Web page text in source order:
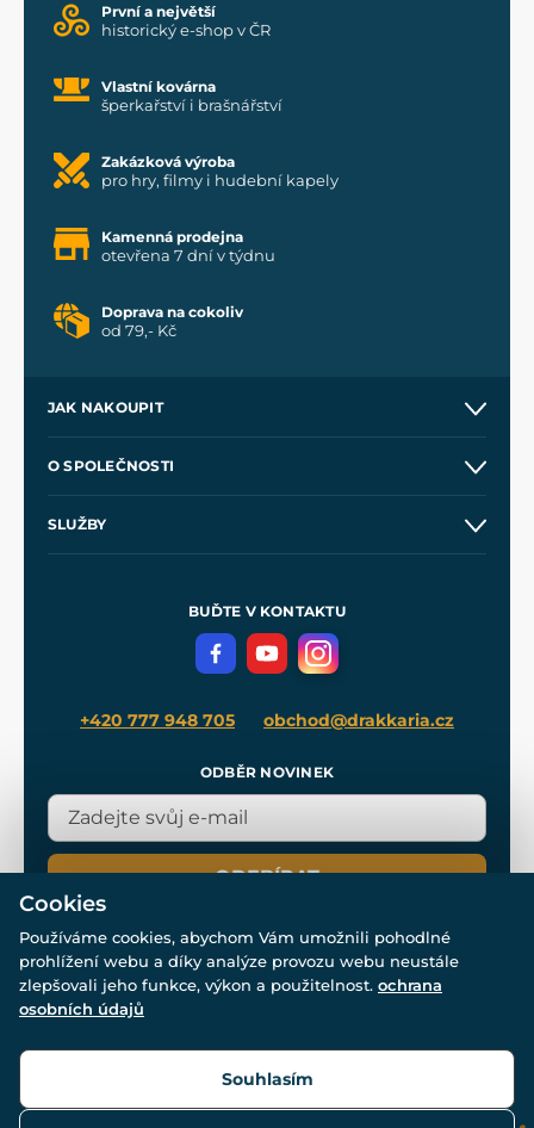
První a největší
historický e-shop v ČR
Vlastní kovárna
šperkařství i brašnářství
Zakázková výroba
pro hry, filmy i hudební kapely
Kamenná prodejna
otevřena 7 dní v týdnu
Doprava na cokoliv
od 79,- Kč
JAK NAKOUPIT
Velkoobchod
O SPOLEČNOSTI
SLUŽBY
Meče pro Kingdom Come
BUĎTE V KONTAKTU
+420 777 948 705 obchod@drakkaria.cz
ODBĚR NOVINEK
ODEBÍRAT
© Všechna práva vyhrazena. www.drakkaria.cz 2007-2026.
Cookies
Používáme cookies, abychom Vám umožnili pohodlné
prohlížení webu a díky analýze provozu webu neustále
zlepšovali jeho funkce, výkon a použitelnost. ochrana
osobních údajů
Souhlasím